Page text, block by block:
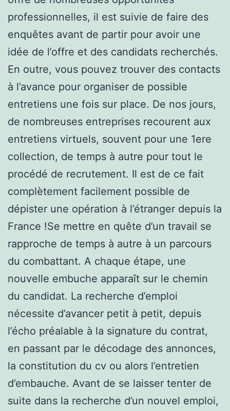
professionnelles, il est suivie de faire des
enquêtes avant de partir pour avoir une
idée de l’offre et des candidats recherchés.
En outre, vous pouvez trouver des contacts
à l’avance pour organiser de possible
entretiens une fois sur place. De nos jours,
de nombreuses entreprises recourent aux
entretiens virtuels, souvent pour une 1ere
collection, de temps à autre pour tout le
procédé de recrutement. Il est de ce fait
complètement facilement possible de
dépister une opération à l’étranger depuis la
France !Se mettre en quête d’un travail se
rapproche de temps à autre à un parcours
du combattant. A chaque étape, une
nouvelle embuche apparaît sur le chemin
du candidat. La recherche d’emploi
nécessite d’avancer petit à petit, depuis
l’écho préalable à la signature du contrat,
en passant par le décodage des annonces,
la constitution du cv ou alors l’entretien
d’embauche. Avant de se laisser tenter de
suite dans la recherche d’un nouvel emploi,